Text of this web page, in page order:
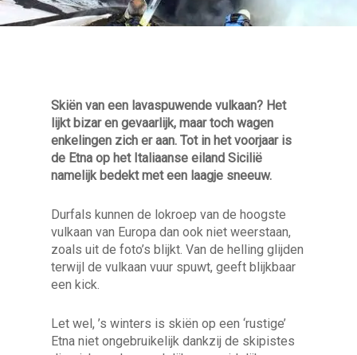
Skiën van een lavaspuwende vulkaan? Het
lijkt bizar en gevaarlijk, maar toch wagen
enkelingen zich er aan. Tot in het voorjaar is
de Etna op het Italiaanse eiland Sicilië
namelijk bedekt met een laagje sneeuw.
Durfals kunnen de lokroep van de hoogste
vulkaan van Europa dan ook niet weerstaan,
zoals uit de foto’s blijkt. Van de helling glijden
terwijl de vulkaan vuur spuwt, geeft blijkbaar
een kick.
Let wel, ’s winters is skiën op een ‘rustige’
Etna niet ongebruikelijk dankzij de skipistes